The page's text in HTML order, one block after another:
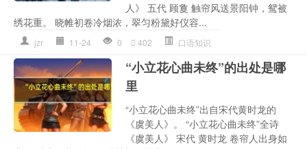
人》 五代 顾敻 触帘风送景阳钟，鸳被
绣花重。 晓帷初卷冷烟浓，翠匀粉黛好仪容...
jzr 11-24 0 402 口语知识
“小立花心曲未终”的出处是哪
里
“小立花心曲未终”出自宋代黄时龙的
《虞美人》。 “小立花心曲未终”全诗
《虞美人》 宋代 黄时龙 卷帘人出身如